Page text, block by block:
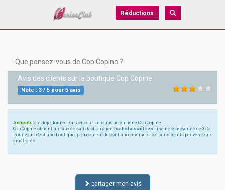
Réductions
Que pensez-vous de Cop Copine ?
Avis des clients sur la boutique Cop Copine
Note : 3/ 5pour5avis
5 clients ont déjà donné leur avis sur la boutique en ligne Cop Copine
Cop Copine obtient un taux de satisfaction client satisfaisant avec une note moyenne de 3/5.
Pour vous, c'est une boutique globalement de confiance même si certains points peuvent être
améliorés.
partager mon avis